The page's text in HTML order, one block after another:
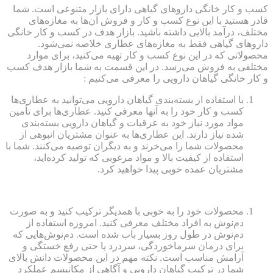
کسب و کار خانگی داروهای گیاهی دارای بازار متنوعی است. شما
قادر هستید با این نوع کسب و کار و فروش آن‌ها به مغازه‌های
مختلف، درآمد بالایی داشته باشید. بازار هدف در کسب و کار خانگی
داروهای گیاهی فقط به مغازه‌های عطاری خلاصه نمی‌شود.
محصولاتی که در این نوع کسب و کار تهیه می‌کنید، برای موارد
مختلفی به فروش می‌رسد. در این قسمت به شما بازار هدف کسب
و کار خانگی گیاهان دارویی را معرفی می‌کنیم :
با استفاده از بسته‌بندی گیاهان دارویی می‌توانید به عطاری‌ها
کسب و کار خود را به آنها معرفی کنید. عطاری‌ها برای تأمین
مواد مورد نیاز خود به عرقیات و گیاهان دارویی بسته‌بندی
شده نیاز دارند. این عطاری‌ها به عنوان مشتریان انبوهی از
محصولات شما را می‌خرند و به دیگران توصیه می‌کنند. شما با
استفاده از کیفیت بالا و مواد مرغوبی که تولید کرده‌اید،
مشتریان عمده خوبی پیدا خواهید کرد.
محصولات خود را به خوبی با همدیگر ترکیب کنید و به صورت
دم‌نوش به افراد مختلف معرفی کنید. امروزه استفاده از
دم‌نوش در طول روز بسیار باب شده است. دم‌نوش‌هایی که
برای درمان سرماخوردگی، سردرد یا حتی رفع خستگی و
آرامش مناسب است. نکته مهم در این محصولات دانش بالای
شما در ترکیب گیاهان دارویی و آگاهی از مکانیسم عملکرد